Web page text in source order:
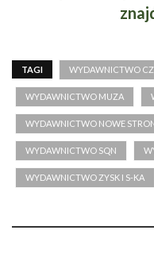
TAGI WYDAWNICTWO
WYDAWNICTWO MUZA
WYDAWNICTWO NOWE
WYDAWNICTWO SQN
WYDAWNICTWO ZYSK I S-KA